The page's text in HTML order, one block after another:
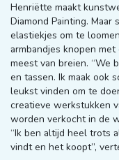
Henriëtte maakt
Diamond Painting.
elastiekjes om te
armbandjes knopen
meest van breien. “We
en tassen. Ik maak ook
leukst vinden om te
creatieve werkstukken
worden verkocht in de
“Ik ben altijd heel trots
vindt en het koopt”,